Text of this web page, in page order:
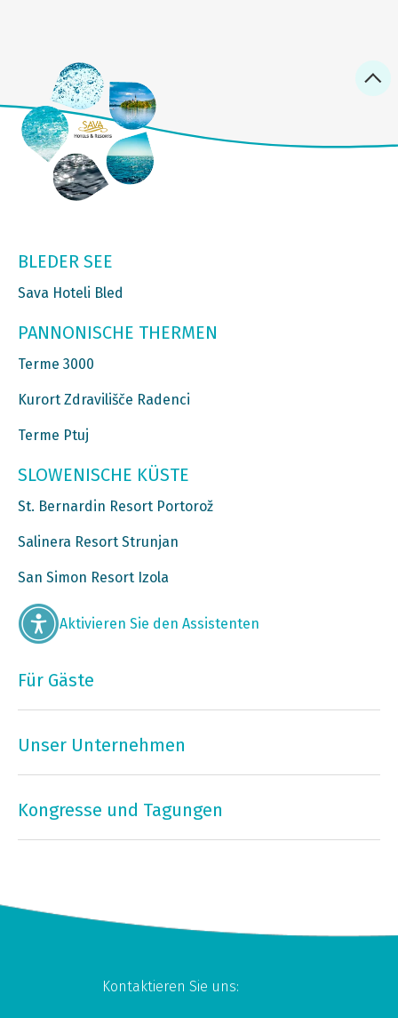
BLEDER SEE
Sava Hoteli Bled
PANNONISCHE THERMEN
Terme 3000
Kurort Zdravilišče Radenci
Terme Ptuj
SLOWENISCHE KÜSTE
St. Bernardin Resort Portorož
Salinera Resort Strunjan
San Simon Resort Izola
Aktivieren Sie den Assistenten
Für Gäste
Unser Unternehmen
Kongresse und Tagungen
Kontaktieren Sie uns: